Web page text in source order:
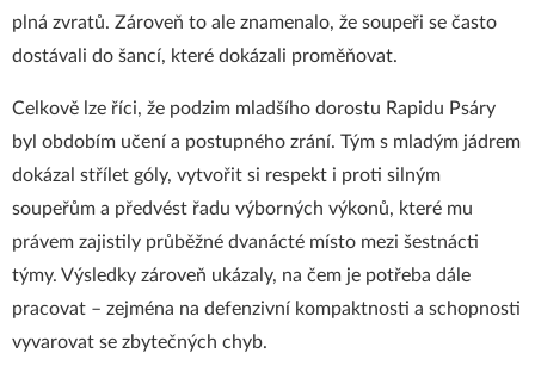
plná zvratů. Zároveň to ale znamenalo, že soupeři se často
dostávali do šancí, které dokázali proměňovat.
Celkově lze říci, že podzim mladšího dorostu Rapidu Psáry
byl obdobím učení a postupného zrání. Tým s mladým jádrem
dokázal střílet góly, vytvořit si respekt i proti silným
soupeřům a předvést řadu výborných výkonů, které mu
právem zajistily průběžné dvanácté místo mezi šestnácti
týmy. Výsledky zároveň ukázaly, na čem je potřeba dále
pracovat – zejména na defenzivní kompaktnosti a schopnosti
vyvarovat se zbytečných chyb.